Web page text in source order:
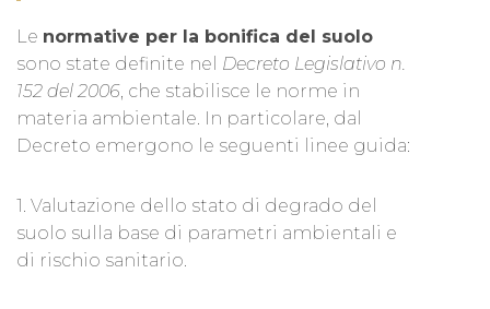
Le normative per la bonifica del suolo
sono state definite nel Decreto Legislativo n.
152 del 2006, che stabilisce le norme in
materia ambientale. In particolare, dal
Decreto emergono le seguenti linee guida:
1. Valutazione dello stato di degrado del
suolo sulla base di parametri ambientali e
di rischio sanitario.